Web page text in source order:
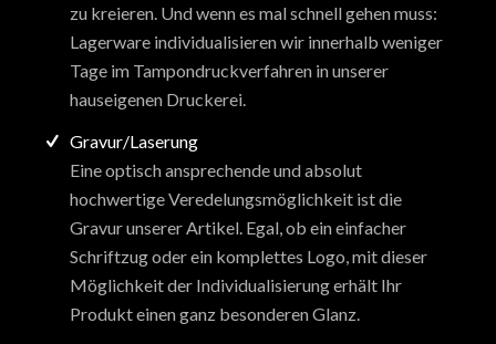
zu kreieren. Und wenn es mal schnell gehen muss:
Lagerware individualisieren wir innerhalb weniger
Tage im Tampondruckverfahren in unserer
hauseigenen Druckerei.
Gravur/Laserung
Eine optisch ansprechende und absolut
hochwertige Veredelungsmöglichkeit ist die
Gravur unserer Artikel. Egal, ob ein einfacher
Schriftzug oder ein komplettes Logo, mit dieser
Möglichkeit der Individualisierung erhält Ihr
Produkt einen ganz besonderen Glanz.